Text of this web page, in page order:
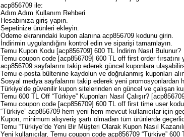
acp856709 ile:
Adım Adım Kullanım Rehberi
Hesabınıza giriş yapın.
Sepetinize ürünleri ekleyin.
Ödeme ekranındaki kupon alanına acp856709 kodunu girin.
İndirimin uygulandığını kontrol edin ve siparişi tamamlayın.
Temu Kupon Kodu [acp856709] 600 TL İndirim Nasıl Bulunur?
Temu coupon code [acp856709] 600 TL off first order
acp856709 sayfalarını takip ederek güncel kuponlara
Temu e-posta bültenine kaydolun ve doğrulanmış kuponları
Sosyal medya sayfalarını takip ederek yeni promosyonlardan
Türkiye’de güvenilir kupon sitelerinden en güncel ve çalışan
Temu 600 TL Off “Türkiye” Kuponları Nasıl Çalışır?
Temu coupon code [acp856709] 600 TL off first time user
“Türkiye” acp856709 hem yeni hem mevcut kullanıcılar için
Kupon, minimum alışveriş şartı olmadan tüm ürünlerde
Temu “Türkiye”de Yeni Bir Müşteri Olarak Kupon Nasıl
Yeni kullanıcılar, Temu coupon code acp856709 “Türkiye”